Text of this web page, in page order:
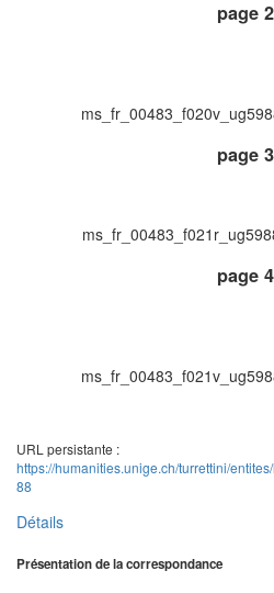
page 2
page 3
page 4
URL persistante :
https://humanities.unige.ch/turrettini/
88
Détails
Présentation de la correspondance